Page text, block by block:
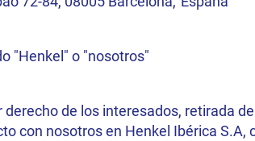
"Henkel" o "nosotros"
derecho de los interesados, retirada
con nosotros en Henkel Ibérica S.A,